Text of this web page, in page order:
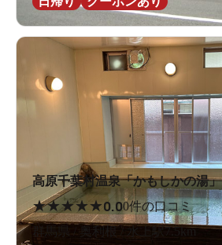
高原千葉村温泉「かもしかの湯」
★★★★ ★0.00件の口コミ
群馬県 / 奥利根 / 水上駅7.5km